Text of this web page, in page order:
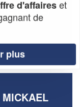
(SARL)
MICKAEL
d'affaireset
de
plus